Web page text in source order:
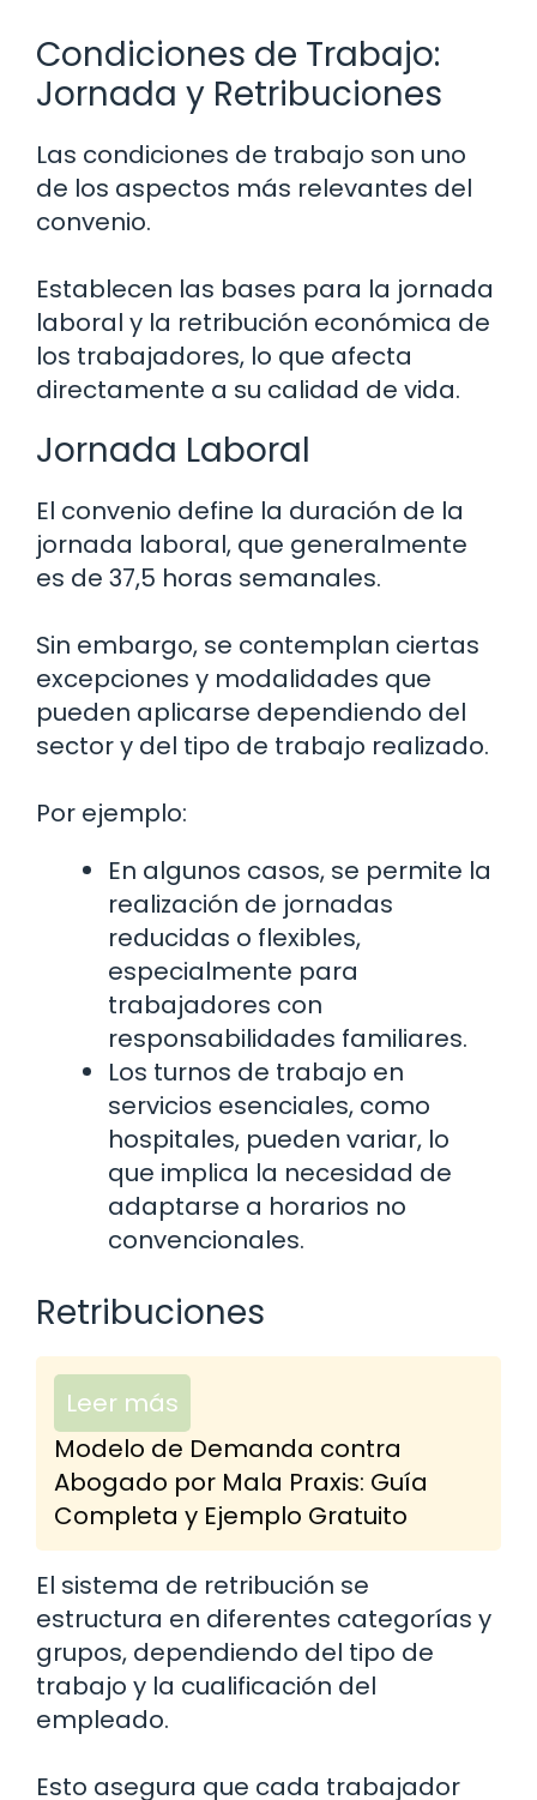
Condiciones de Trabajo:
Jornada y Retribuciones
Las condiciones de trabajo son uno
de los aspectos más relevantes del
convenio.
Establecen las bases para la jornada
laboral y la retribución económica de
los trabajadores, lo que afecta
directamente a su calidad de vida.
Jornada Laboral
El convenio define la duración de la
jornada laboral, que generalmente
es de 37,5 horas semanales.
Sin embargo, se contemplan ciertas
excepciones y modalidades que
pueden aplicarse dependiendo del
sector y del tipo de trabajo realizado.
Por ejemplo:
En algunos casos, se permite la
realización de jornadas
reducidas o flexibles,
especialmente para
trabajadores con
responsabilidades familiares.
Los turnos de trabajo en
servicios esenciales, como
hospitales, pueden variar, lo
que implica la necesidad de
adaptarse a horarios no
convencionales.
Retribuciones
Leer más
Modelo de Demanda contra
Abogado por Mala Praxis: Guía
Completa y Ejemplo Gratuito
El sistema de retribución se
estructura en diferentes categorías y
grupos, dependiendo del tipo de
trabajo y la cualificación del
empleado.
Esto asegura que cada trabajador